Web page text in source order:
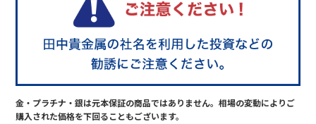
金・プラチナ・銀は元本保証の商品ではありません。相場の変動によりご
購入された価格を下回ることもございます。